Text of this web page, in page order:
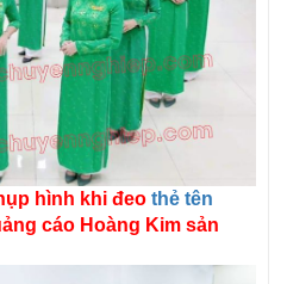
hình khi đeo thẻ tên
cáo Hoàng Kim sản